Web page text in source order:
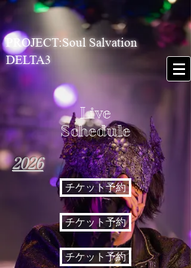
PROJECT:Soul Salvation
DELTA3
​Live
Schedule
​2026
チケット予約
チケット予約
チケット予約